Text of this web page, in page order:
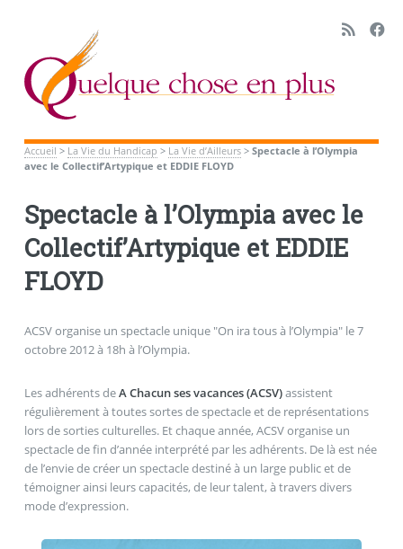
Accueil > La Vie du Handicap > La Vie d’Ailleurs> Spectacle à l’Olympia
avec le Collectif’Artypique et EDDIE FLOYD
Spectacle à l’Olympia avec le
Collectif’Artypique et EDDIE
FLOYD
ACSV organise un spectacle unique "On ira tous à l’Olympia" le 7
octobre 2012 à 18h à l’Olympia.
Les adhérents deA Chacun ses vacances (ACSV)assistent
régulièrement à toutes sortes de spectacle et de représentations
lors de sorties culturelles. Et chaque année, ACSV organise un
spectacle de fin d’année interprété par les adhérents. De là est née
de l’envie de créer un spectacle destiné à un large public et de
témoigner ainsi leurs capacités, de leur talent, à travers divers
mode d’expression.